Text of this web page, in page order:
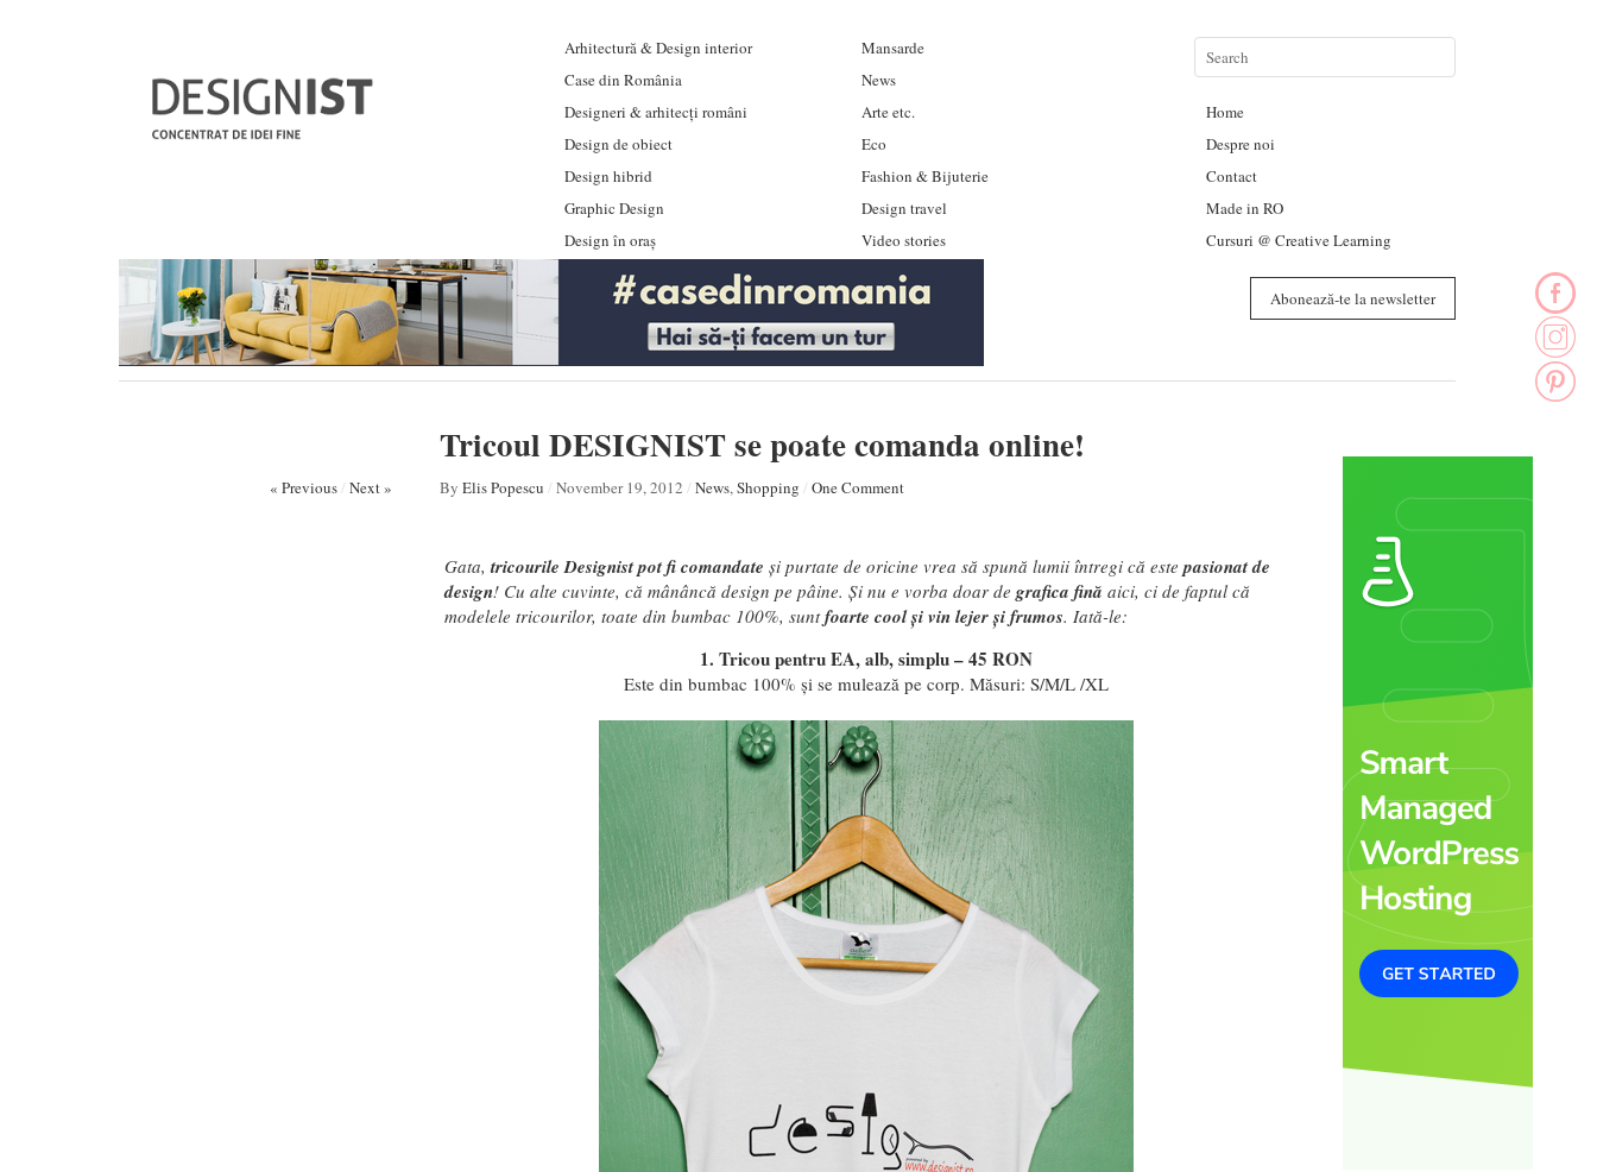
Arhitectură & Design interior
Case din România
Designeri & arhitecți români
Design de obiect
Design hibrid
Graphic Design
Design în oraș
Mansarde
News
Arte etc.
Eco
Fashion & Bijuterie
Design travel
Video stories
Home
Despre noi
Contact
Made in RO
Cursuri @ Creative Learning
Abonează-te la newsletter
Tricoul DESIGNIST se poate comanda online!
« Previous/ Next » By Elis Popescu / November 19, 2012 / News,Shopping / One Comment
Gata, tricourile Designist pot fi comandate și purtate de oricine vrea să spună lumii întregi că estepasionat de
design! Cu alte cuvinte, că mânâncă design pe pâine. Și nu e vorba doar de grafica fină aici, ci de faptul că
modelele tricourilor, toate din bumbac 100%, suntfoarte cool și vin lejer și frumos. Iată-le:
1. Tricou pentru EA, alb, simplu – 45 RON
Este din bumbac 100% și se mulează pe corp. Măsuri: S/M/L /XL